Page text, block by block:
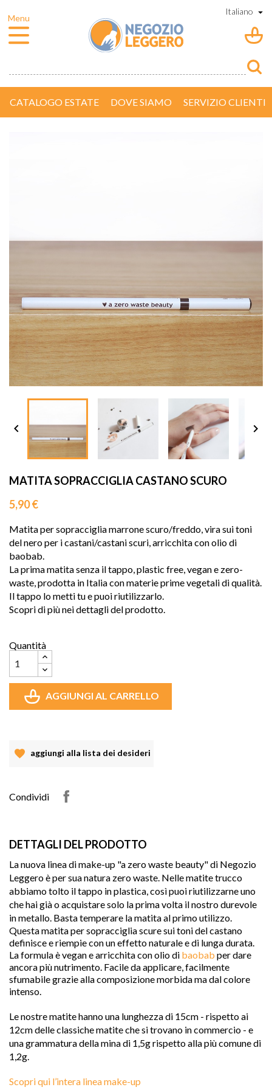


CATALOGO ESTATE DOVE SIAMO SERVIZIO CLIENTI
 
MATITA SOPRACCIGLIA CASTANO SCURO
5,90 €
Matita per sopracciglia marrone scuro/freddo, vira sui toni
del nero per i castani/castani scuri , arricchita con olio di
baobab.
La prima matita senza il tappo, plastic free, vegan e zero-
waste, prodotta in Italia con materie prime vegetali di qualità.
Il tappo lo metti tu e puoi riutilizzarlo.
Scopri di più nei dettagli del prodotto.
Quantità

AGGIUNGI AL CARRELLO
aggiungi alla lista dei desideri
Condividi
DETTAGLI DEL PRODOTTO
La nuova linea di make-up "a zero waste beauty" di Negozio
Leggero è per sua natura zero waste. Nelle matite trucco
abbiamo tolto il tappo in plastica, così puoi riutilizzarne uno
che hai già o acquistare solo la prima volta il nostro durevole
in metallo. Basta temperare la matita al primo utilizzo.
Questa matita per sopracciglia scure sui toni del castano
definisce e riempie con un effetto naturale e di lunga durata.
La formula è vegan e arricchita con olio di baobab per dare
ancora più nutrimento. Facile da applicare, facilmente
sfumabile grazie alla composizione morbida ma dal colore
intenso.
Le nostre matite hanno una lunghezza di 15cm - rispetto ai
12cm delle classiche matite che si trovano in commercio - e
una grammatura della mina di 1,5g rispetto alla più comune di
1,2g.
Scopri qui l’intera linea make-up